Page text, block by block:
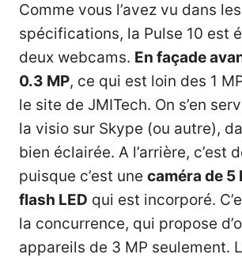
Comme vous l’avez vu dans les
spécifications, la Pulse 10 est
deux webcams. En façade
0.3 MP, ce qui est loin des 1
le site de JMITech. On s’en
la visio sur Skype (ou autre),
bien éclairée. A l’arrière, c’est
puisque c’est une caméra de 5
flash LED qui est incorporé.
la concurrence, qui propose
appareils de 3 MP seulement.